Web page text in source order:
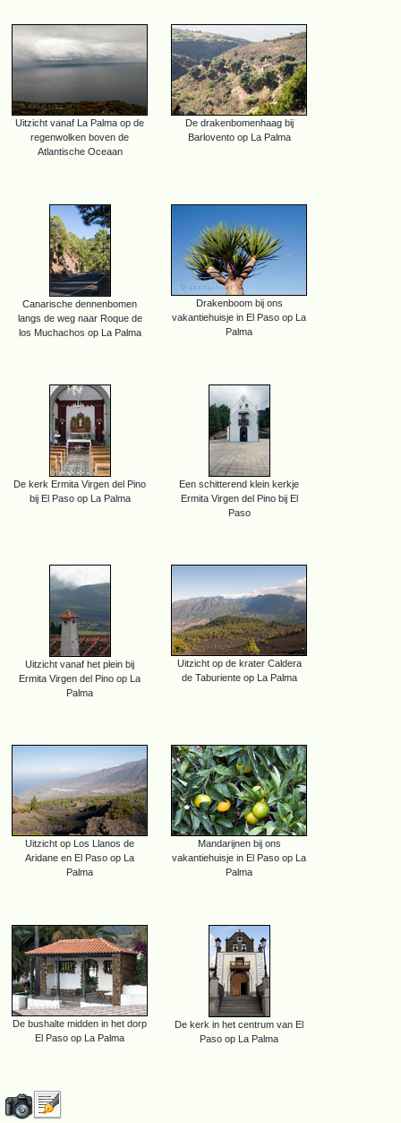
Uitzicht vanaf La Palma op de
regenwolken boven de
Atlantische Oceaan
De drakenbomenhaag bij
Barlovento op La Palma
Canarische dennenbomen
langs de weg naar Roque de
los Muchachos op La Palma
Drakenboom bij ons
vakantiehuisje in El Paso op La
Palma
De kerk Ermita Virgen del Pino
bij El Paso op La Palma
Een schitterend klein kerkje
Ermita Virgen del Pino bij El
Paso
Uitzicht vanaf het plein bij
Ermita Virgen del Pino op La
Palma
Uitzicht op de krater Caldera
de Taburiente op La Palma
Uitzicht op Los Llanos de
Aridane en El Paso op La
Palma
Mandarijnen bij ons
vakantiehuisje in El Paso op La
Palma
De bushalte midden in het dorp
El Paso op La Palma
De kerk in het centrum van El
Paso op La Palma